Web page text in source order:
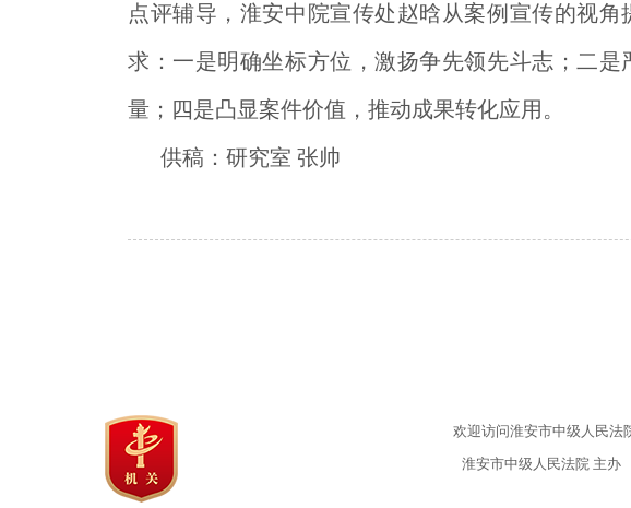
点评辅导，淮安中院宣传处赵晗从案例宣传的视
求：一是明确坐标方位，激扬争先领先斗志；二
量；四是凸显案件价值，推动成果转化应用。
供稿：研究室 张帅
欢迎访问淮安市中级人民
淮安市中级人民法院 主